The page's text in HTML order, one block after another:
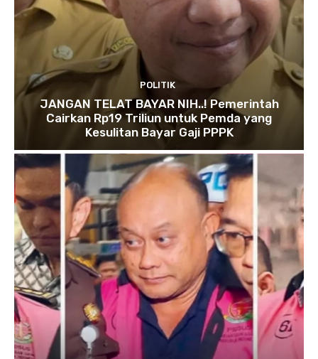
POLITIK
JANGAN TELAT BAYAR NIH..! Pemerintah
Cairkan Rp19 Triliun untuk Pemda yang
Kesulitan Bayar Gaji PPPK